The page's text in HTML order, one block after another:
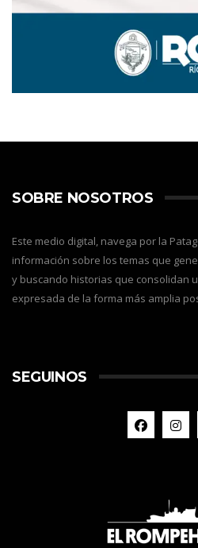
SOBRE NOSOTROS
Este medio digital, navega por la
información sobre los temas que
y buscando historias que consolidan
expresada de la forma más amplia
SEGUINOS